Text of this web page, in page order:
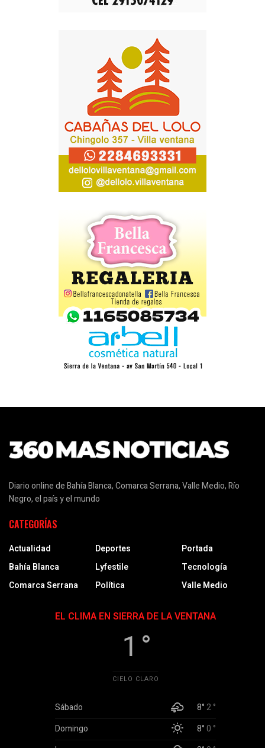
Diario online de Bahía Blanca, Comarca Serrana, Valle Medio, Río
Negro, el país y el mundo
CATEGORÍAS
Actualidad
Bahía Blanca
Comarca Serrana
Deportes
Lyfestile
Política
Portada
Tecnología
Valle Medio
EL CLIMA EN SIERRA DE LA VENTANA
1 °
CIELO CLARO
Sábado 8°2 °
Domingo
8°0 °